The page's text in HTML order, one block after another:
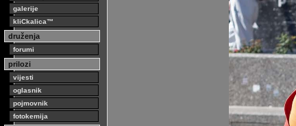
galerije
kliCkalica™
druženja
forumi
prilozi
vijesti
oglasnik
pojmovnik
fotokemija